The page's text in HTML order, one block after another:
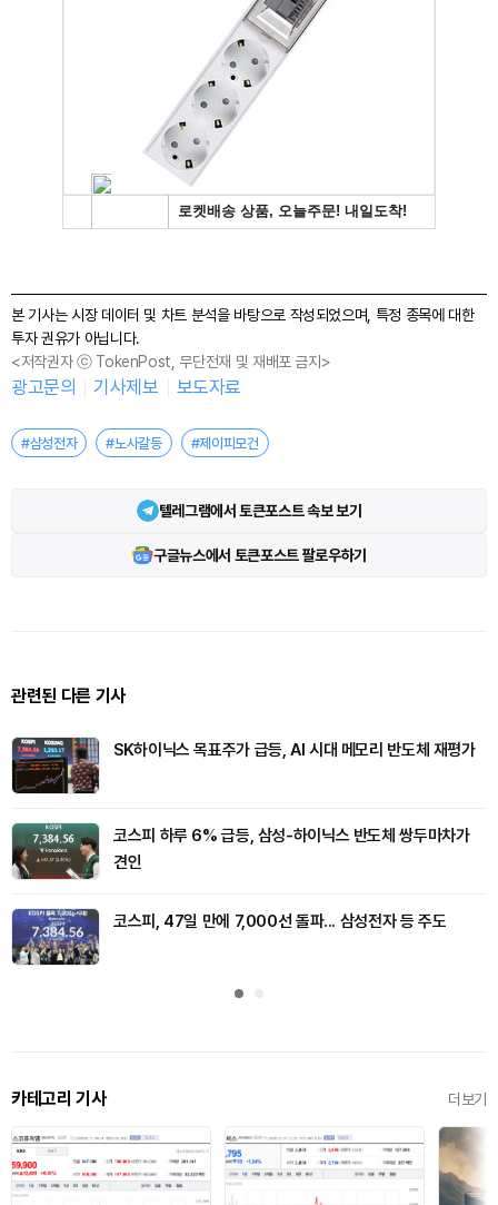
본 기사는 시장 데이터 및 차트 분석을 바탕으로 작성되었으며, 특정 종목에 대한
투자 권유가 아닙니다.
<저작권자 ⓒ TokenPost, 무단전재 및 재배포 금지>
광고문의 기사제보 보도자료
#삼성전자 #노사갈등 #제이피모건
텔레그램에서 토큰포스트 속보 보기
구글뉴스에서 토큰포스트 팔로우하기
관련된 다른 기사
SK하이닉스 목표주가 급등, AI 시대 메모리 반도체 재평가
코스피 하루 6% 급등, 삼성-하이닉스 반도체 쌍두마차가
견인
코스피, 47일 만에 7,000선 돌파... 삼성전자 등 주도
카테고리 기사 더보기